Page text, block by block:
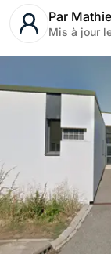
Par
Mis à jour